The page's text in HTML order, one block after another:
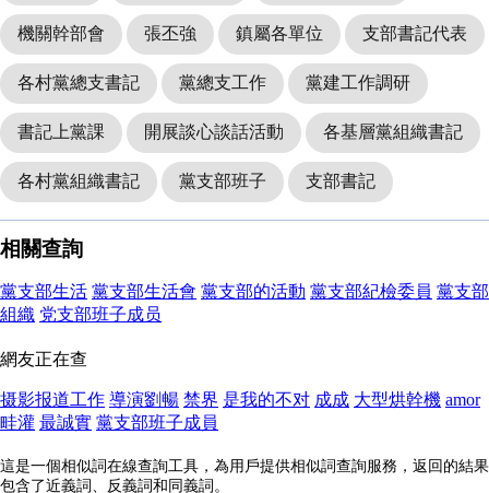
機關幹部會 張丕強 鎮屬各單位 支部書記代表
各村黨總支書記 黨總支工作 黨建工作調研
書記上黨課 開展談心談話活動 各基層黨組織書記
各村黨組織書記 黨支部班子 支部書記
相關查詢
黨支部生活 黨支部生活會 黨支部的活動 黨支部紀檢委員 黨支部
組織 党支部班子成员
網友正在查
摄影报道工作 導演劉暢 禁界 是我的不对 成成 大型烘幹機 amor
畦灌 最誠實 黨支部班子成員
這是一個相似詞在線查詢工具，為用戶提供相似詞查詢服務，返回的結果
包含了近義詞、反義詞和同義詞。